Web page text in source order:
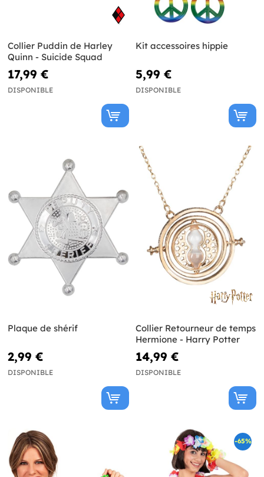
Collier Puddin de Harley
Quinn - Suicide Squad
17,99 €
DISPONIBLE
Kit accessoires hippie
5,99 €
DISPONIBLE
Plaque de shérif
2,99 €
DISPONIBLE
Collier Retourneur de temps
Hermione - Harry Potter
14,99 €
DISPONIBLE
-65%